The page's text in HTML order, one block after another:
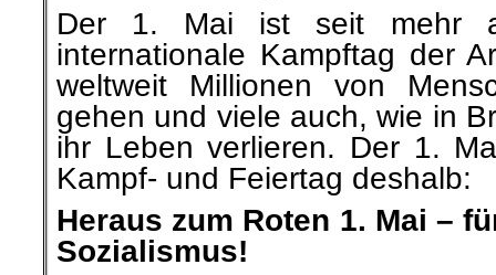
Der 1. Mai ist seit mehr
internationale Kampftag der
weltweit Millionen von
gehen und viele auch, wie in
ihr Leben verlieren. Der 1.
Kampf- und Feiertag deshalb:
Heraus zum Roten 1. Mai –
Sozialismus!